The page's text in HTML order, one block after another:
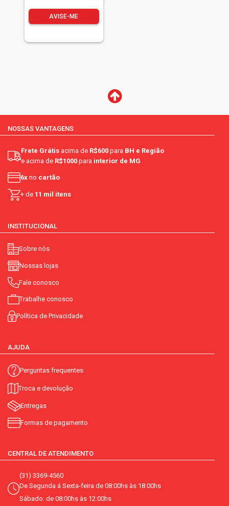
AVISE-ME
NOSSAS VANTAGENS
Frete Grátis acima de R$600 para BH e Região
e acima de R$1000 para interior de MG
6x no cartão
+ de 11 mil itens
INSTITUCIONAL
Sobre nós
Nossas lojas
Fale conosco
Trabalhe conosco
Política de Privacidade
AJUDA
Perguntas frequentes
Troca e devolução
Entregas
Formas de pagamento
CENTRAL DE ATENDIMENTO
(31) 3369-4560
De Segunda á Sexta-feira de 08:00hs às 18:00hs
Sábado: de 08:00hs às 12:00hs